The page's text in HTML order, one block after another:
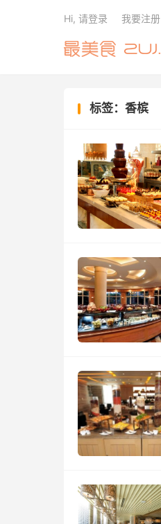
Hi, 请登录 我要注册
标签：香槟